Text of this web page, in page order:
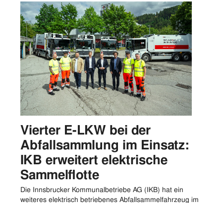
Wasser & Abwasser
Downloads
Vorstand
Logos
Bilder
Kontakt
Vierter E-LKW bei der
Abfallsammlung im Einsatz:
IKB erweitert elektrische
Sammelflotte
Die Innsbrucker Kommunalbetriebe AG (IKB) hat ein
weiteres elektrisch betriebenes Abfallsammelfahrzeug im